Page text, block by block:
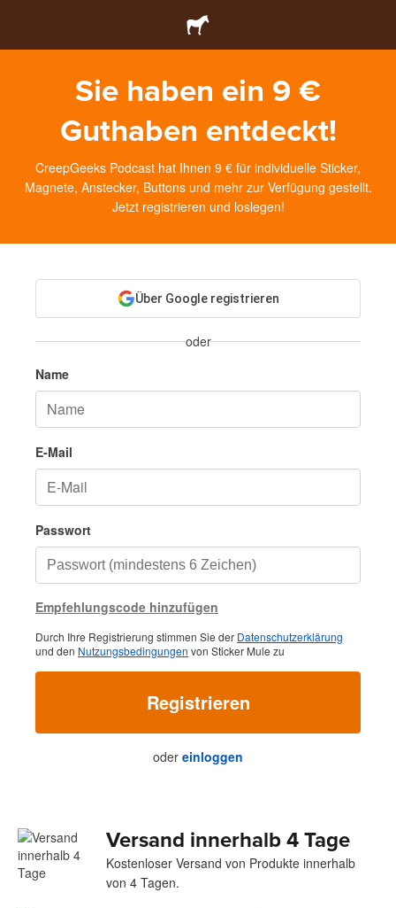
Sie haben ein 9 €
Guthaben entdeckt!
CreepGeeks Podcast hat Ihnen 9 € für individuelle Sticker,
Magnete, Anstecker, Buttons und mehr zur Verfügung gestellt.
Jetzt registrieren und loslegen!
Über Google registrieren
oder
Name
E-Mail
Passwort
Empfehlungscode hinzufügen
Durch Ihre Registrierung stimmen Sie der Datenschutzerklärung
und den Nutzungsbedingungen von Sticker Mule zu
Registrieren
oder einloggen
Versand innerhalb 4 Tage
Kostenloser Versand von Produkte innerhalb
von 4 Tagen.